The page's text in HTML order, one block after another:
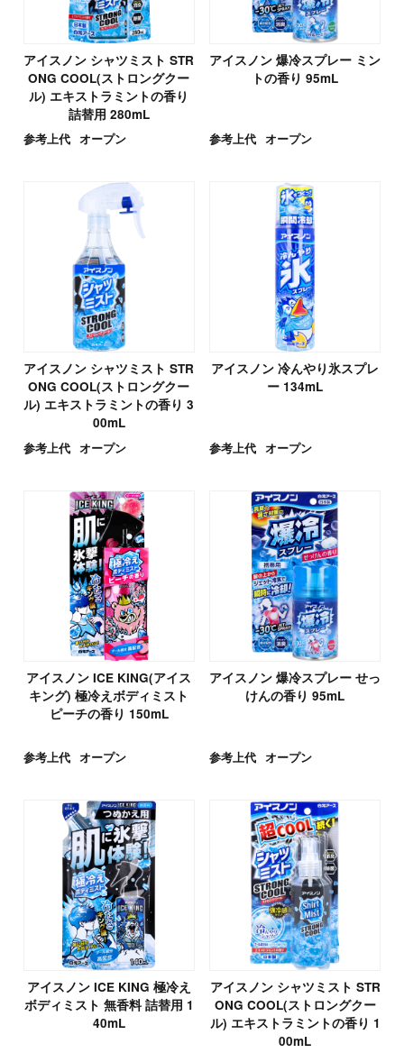
アイスノン シャツミスト STR
ONG COOL(ストロングクー
ル) エキストラミントの香り
詰替用 280mL
参考上代 オープン
アイスノン 爆冷スプレー ミン
トの香り 95mL
参考上代 オープン
アイスノン シャツミスト STR
ONG COOL(ストロングクー
ル) エキストラミントの香り 3
00mL
参考上代 オープン
アイスノン 冷んやり氷スプレ
ー 134mL
参考上代 オープン
アイスノン ICE KING(アイス
キング) 極冷えボディミスト
ピーチの香り 150mL
参考上代 オープン
アイスノン 爆冷スプレー せっ
けんの香り 95mL
参考上代 オープン
アイスノン ICE KING 極冷え
ボディミスト 無香料 詰替用 1
40mL
アイスノン シャツミスト STR
ONG COOL(ストロングクー
ル) エキストラミントの香り 1
00mL